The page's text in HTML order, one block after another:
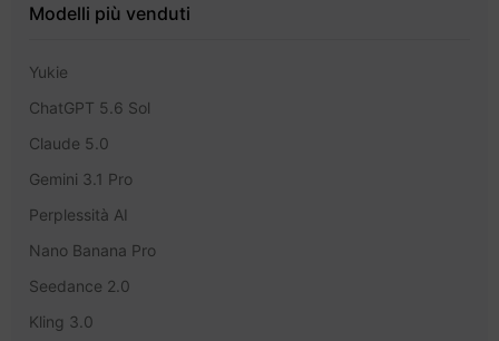
Modelli più venduti
Yukie
ChatGPT 5.6 Sol
Claude 5.0
Gemini 3.1 Pro
Perplessità AI
Nano Banana Pro
Seedance 2.0
Kling 3.0